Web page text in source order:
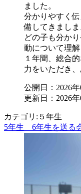
ました。
分かりやすく
備してきましま
どの子も分か
動について理
１年間、総合
力をいただき
公開日：2026
更新日：2026
カテゴリ:５年生
5年生 6年生を送る